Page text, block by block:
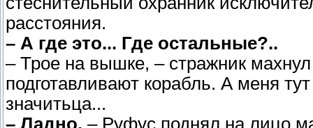
расстояния.
– А где это... Где остальные?..
– Трое на вышке, – стражник
подготавливают корабль. А меня
значитьца...
– Ладно, – Руфус поднял на лицо